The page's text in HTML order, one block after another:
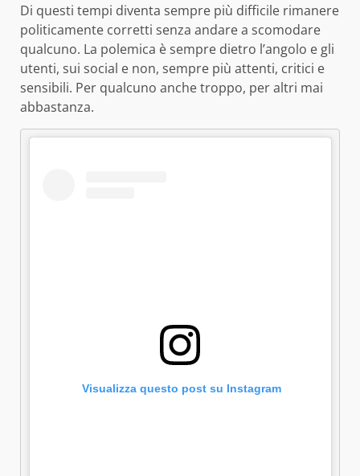
Di questi tempi diventa sempre più difficile rimanere
politicamente corretti senza andare a scomodare
qualcuno. La polemica è sempre dietro l’angolo e gli
utenti, sui social e non, sempre più attenti, critici e
sensibili. Per qualcuno anche troppo, per altri mai
abbastanza.
Visualizza questo post su Instagram